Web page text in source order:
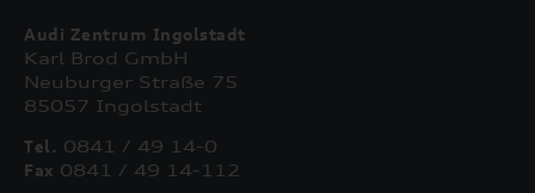
Audi Zentrum Ingolstadt
Karl Brod GmbH
Neuburger Straße 75
85057 Ingolstadt
Tel. 0841 / 49 14-0
Fax 0841 / 49 14-112